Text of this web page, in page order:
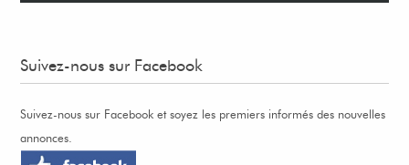
Suivez-nous sur Facebook
Suivez-nous sur Facebook et soyez les premiers informés des nouvelles
annonces.